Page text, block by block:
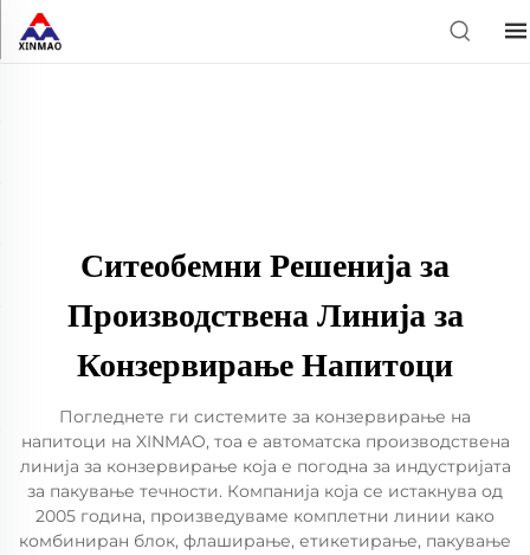
Ситеобемни Решенија за
Производствена Линија за
Конзервирање Напитоци
Погледнете ги системите за конзервирање на
напитоци на XINMAO, тоа е автоматска производствена
линија за конзервирање која е погодна за индустријата
за пакување течности. Компанија која се истакнува од
2005 година, произведуваме комплетни линии како
комбиниран блок, флаширање, етикетирање, пакување